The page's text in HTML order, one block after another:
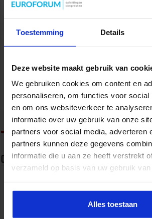
Toestemming Details
Deze website maakt gebruik van
We gebruiken cookies om content en
personaliseren, om functies voor social
en om ons websiteverkeer te
informatie over uw gebruik van onze
partners voor social media, adverteren
partners kunnen deze gegevens
informatie die u aan ze heeft verstrekt
verzameld op basis van uw gebruik
Alles toestaan
Opleiding Data-analyse in finance
Financieel
tweet
Over sbo
& RO, zorg, bouw & infra en